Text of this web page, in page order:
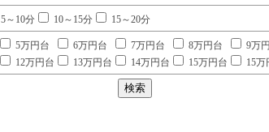
5～10分 10～15分 15～20分
5万円台 6万円台 7万円台 8万円台 9万
12万円台 13万円台 14万円台 15万円台 15万